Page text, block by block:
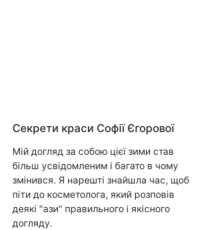
Секрети краси Софії Єгорової
Мій догляд за собою цієї зими став
більш усвідомленим і багато в чому
змінився. Я нарешті знайшла час, щоб
піти до косметолога, який розповів
деякі "ази" правильного і якісного
догляду.